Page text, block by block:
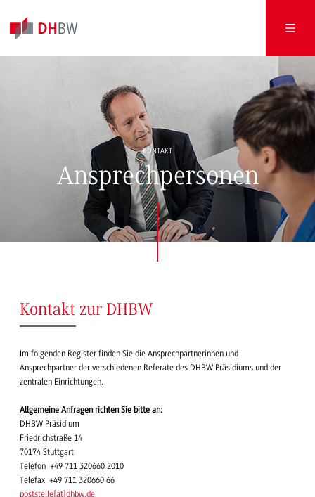
KONTAKT
Ansprechpersonen
Kontakt zur DHBW
Im folgenden Register finden Sie die Ansprechpartnerinnen und
Ansprechpartner der verschiedenen Referate des DHBW Präsidiums und der
zentralen Einrichtungen.
Allgemeine Anfragen richten Sie bitte an:
DHBW Präsidium
Friedrichstraße 14
70174 Stuttgart
Telefon +49 711 320660 2010
Telefax +49 711 320660 66
poststelle at dhbw.de